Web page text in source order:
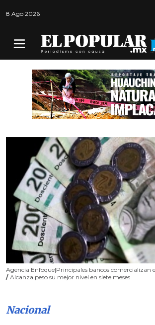
8 Ago 2026
Agencia Enfoque|Principales bancos comercializan
/ Alcanza peso su mejor nivel en siete meses
Nacional